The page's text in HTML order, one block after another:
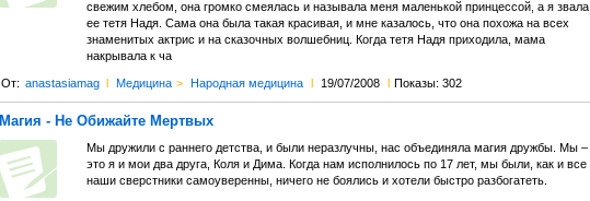
свежим хлебом, она громко смеялась и называла меня маленькой принцессой, а я звала
ее тетя Надя. Сама она была такая красивая, и мне казалось, что она похожа на всех
знаменитых актрис и на сказочных волшебниц. Когда тетя Надя приходила, мама
накрывала к ча
От: anastasiamag l Медицина > Народная медицина l 19/07/2008 l Показы: 302
Магия - Не Обижайте Мертвых
Мы дружили с раннего детства, и были неразлучны, нас объединяла магия дружбы. Мы –
это я и мои два друга, Коля и Дима. Когда нам исполнилось по 17 лет, мы были, как и все
наши сверстники самоуверенны, ничего не боялись и хотели быстро разбогатеть.